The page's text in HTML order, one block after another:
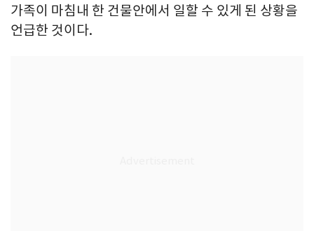
가족이 마침내 한 건물안에서 일할 수 있게 된 상황을
언급한 것이다.